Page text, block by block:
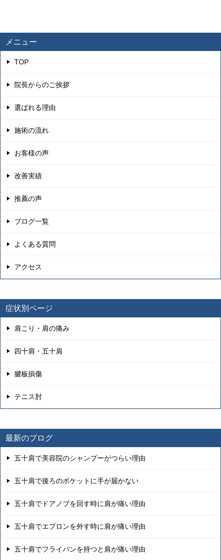
メニュー
TOP
院長からのご挨拶
選ばれる理由
施術の流れ
お客様の声
改善実績
推薦の声
ブログ一覧
よくある質問
アクセス
症状別ページ
肩こり・肩の痛み
四十肩・五十肩
腱板損傷
テニス肘
最新のブログ
五十肩で美容院のシャンプーがつらい理由
五十肩で後ろのポケットに手が届かない
五十肩でドアノブを回す時に肩が痛い理由
五十肩でエプロンを外す時に肩が痛い理由
五十肩でフライパンを持つと肩が痛い理由